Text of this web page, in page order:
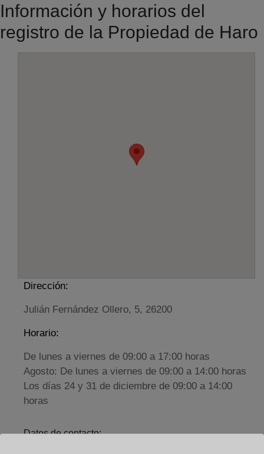
Información y horarios del
registro de la Propiedad de Haro
Dirección:
Julián Fernández Ollero, 5, 26200
Horario:
De lunes a viernes de 09:00 a 17:00 horas
Agosto: De lunes a viernes de 09:00 a 14:00 horas
Los días 24 y 31 de diciembre de 09:00 a 14:00
horas
Datos de contacto: